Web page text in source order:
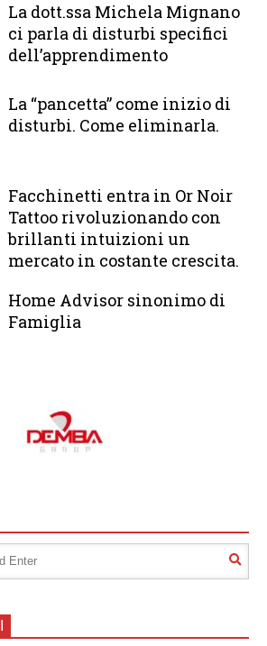
La dott.ssa Michela Mignano
ci parla di disturbi specifici
dell’apprendimento
La “pancetta” come inizio di
disturbi. Come eliminarla.
Facchinetti entra in Or Noir
Tattoo rivoluzionando con
brillanti intuizioni un
mercato in costante crescita.
Home Advisor sinonimo di
Famiglia